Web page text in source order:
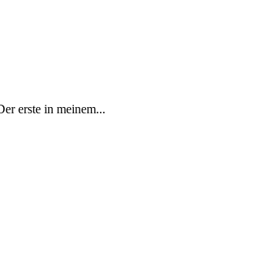
erste in meinem...